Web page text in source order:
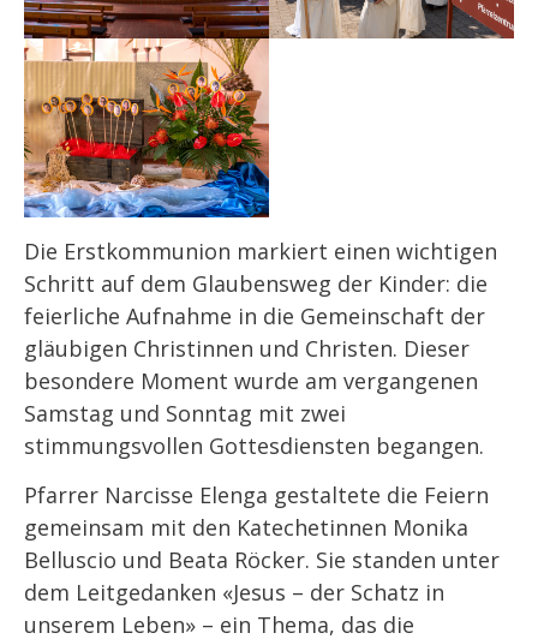
Die Erstkommunion markiert einen wichtigen
Schritt auf dem Glaubensweg der Kinder: die
feierliche Aufnahme in die Gemeinschaft der
gläubigen Christinnen und Christen. Dieser
besondere Moment wurde am vergangenen
Samstag und Sonntag mit zwei
stimmungsvollen Gottesdiensten begangen.
Pfarrer Narcisse Elenga gestaltete die Feiern
gemeinsam mit den Katechetinnen Monika
Belluscio und Beata Röcker. Sie standen unter
dem Leitgedanken «Jesus – der Schatz in
unserem Leben» – ein Thema, das die